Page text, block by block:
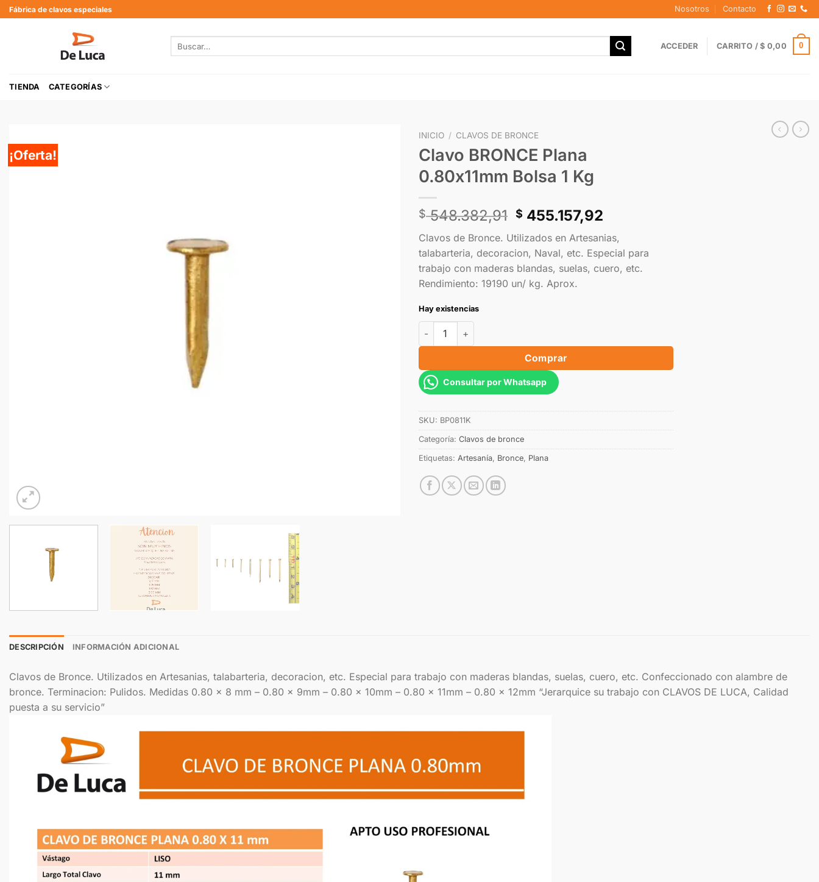
Fábrica de clavos especiales Nosotros Contacto
ACCEDER CARRITO /$ 0,00 0
TIENDA CATEGORÍAS
¡Oferta!
INICIO / CLAVOS DE BRONCE
Clavo BRONCE Plana
0.80x11mm Bolsa 1 Kg
$548.382,91 $ 455.157,92
Clavos de Bronce. Utilizados en Artesanias,
talabarteria, decoracion, Naval, etc. Especial para
trabajo con maderas blandas, suelas, cuero, etc.
Rendimiento: 19190 un/ kg. Aprox.
Hay existencias
Comprar
Consultar por Whatsapp
SKU: BP0811K
Categoría: Clavos de bronce
Etiquetas: Artesanía, Bronce, Plana
DESCRIPCIÓN INFORMACIÓN ADICIONAL
Clavos de Bronce. Utilizados en Artesanias, talabarteria, decoracion, etc. Especial para trabajo con maderas blandas, suelas, cuero, etc. Confeccionado con alambre de
bronce. Terminacion: Pulidos. Medidas 0.80 x 8 mm – 0.80 x 9mm – 0.80 x 10mm – 0.80 x 11mm – 0.80 x 12mm “Jerarquice su trabajo con CLAVOS DE LUCA, Calidad
puesta a su servicio”